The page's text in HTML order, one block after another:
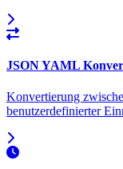
JSON YAML
Konvertierung
benutzerdefinierter